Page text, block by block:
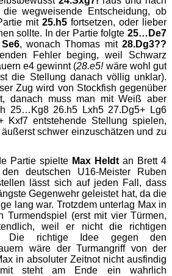
wegweisende Entscheidung, ob
mit 25.h5fortsetzen, oder lieber
sollte. In der Partie folgte25…De7
, wonach Thomas mit28.Dg3??
Fehler beging, weil Schwarz
e4 gewinnt (28.e5!wäre wohl gut
die Stellung danach völlig unklar).
Zug wird von Stockfish gegenüber
danach muss man mit Weiß aber
25…Kg8 26.h5 Lxh5 27.Dg5+ Lg6
Kxf7 entstehende Stellung spielen,
schwer einzuschätzen und zu
Partie spielte Max Heldt an Brett 4
deutschen U16-Meister Ruben
lässt sich auf jeden Fall, dass
Gegenwehr geleistet hat, da die
lang war. Trotzdem unterlag Max in
Turmendspiel (erst mit vier Türmen,
weil er nicht die richtigen
Die richtige Idee gegen den
wäre der Turmangriff von der
in absoluter Zeitnot nicht ausfindig
steht am Ende ein wahrlich